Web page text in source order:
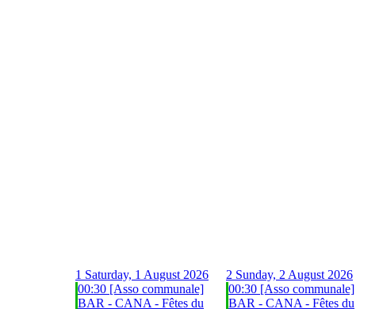
1 Saturday, 1 August 2026
00:30 [Asso communale]
BAR - CANA - Fêtes du
2 Sunday, 2 August 2026
00:30 [Asso communale]
BAR - CANA - Fêtes du